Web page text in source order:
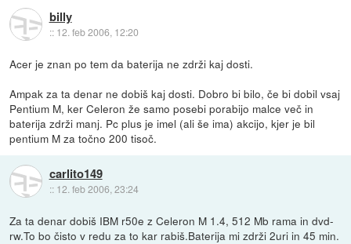
billy
:: 12. feb 2006, 12:20
Acer je znan po tem da baterija ne zdrži kaj dosti.
Ampak za ta denar ne dobiš kaj dosti. Dobro bi bilo, če bi dobil vsaj
Pentium M, ker Celeron že samo posebi porabijo malce več in
baterija zdrži manj. Pc plus je imel (ali še ima) akcijo, kjer je bil
pentium M za točno 200 tisoč.
carlito149
:: 12. feb 2006, 23:24
Za ta denar dobiš IBM r50e z Celeron M 1.4, 512 Mb rama in dvd-
rw.To bo čisto v redu za to kar rabiš.Baterija mi zdrži 2uri in 45 min.